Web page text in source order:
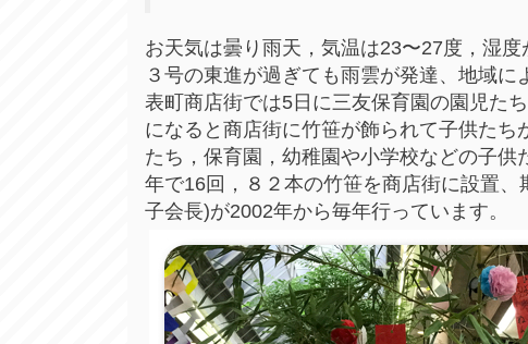
お天気は曇り雨天，気温は23〜27度，湿
３号の東進が過ぎても雨雲が発達、地域に
表町商店街では5日に三友保育園の園児た
になると商店街に竹笹が飾られて子供た
たち，保育園，幼稚園や小学校などの子
年で16回，８２本の竹笹を商店街に設置
子会長)が2002年から毎年行っています。